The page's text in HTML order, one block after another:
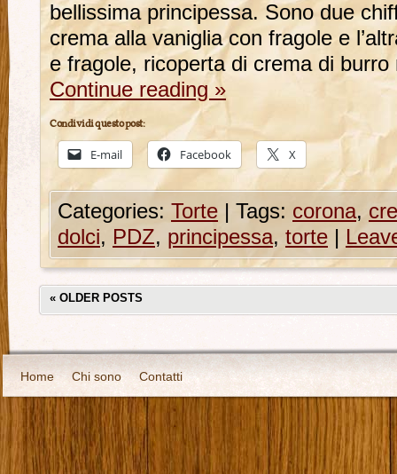
bellissima principessa. Sono due
crema alla vaniglia con fragole e
e fragole, ricoperta di crema di
Continue reading »
Condividi questo post:
E-mail Facebook X
Categories: Torte | Tags: corona,
dolci, PDZ, principessa, torte |
« OLDER POSTS
Home Chi sono Contatti